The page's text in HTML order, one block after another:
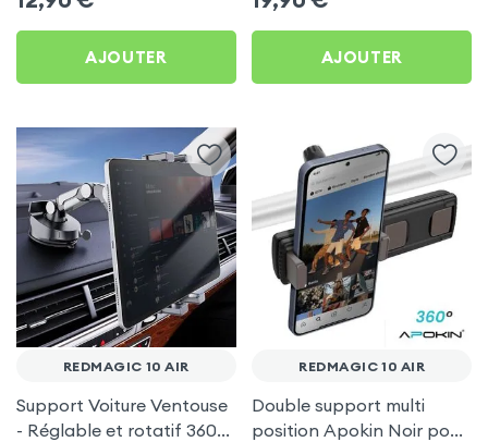
AJOUTER AJOUTER
REDMAGIC 10 AIR
Support Voiture Ventouse
- Réglable et rotatif 360°
REDMAGIC 10 AIR
Double support multi
position Apokin Noir pour